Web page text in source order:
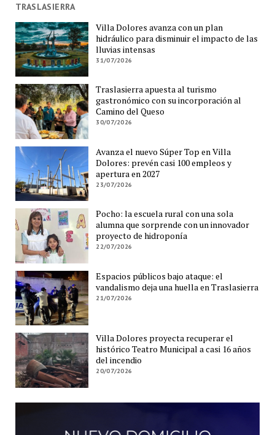
TRASLASIERRA
Villa Dolores avanza con un plan
hidráulico para disminuir el impacto de las
lluvias intensas
31/07/2026
Traslasierra apuesta al turismo
gastronómico con su incorporación al
Camino del Queso
30/07/2026
Avanza el nuevo Súper Top en Villa
Dolores: prevén casi 100 empleos y
apertura en 2027
23/07/2026
Pocho: la escuela rural con una sola
alumna que sorprende con un innovador
proyecto de hidroponía
22/07/2026
Espacios públicos bajo ataque: el
vandalismo deja una huella en Traslasierra
21/07/2026
Villa Dolores proyecta recuperar el
histórico Teatro Municipal a casi 16 años
del incendio
20/07/2026